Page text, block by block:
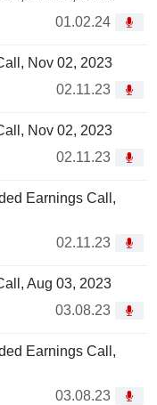
01.02.24
Nov 02, 2023
02.11.23
Nov 02, 2023
02.11.23
Earnings Call,
02.11.23
Aug 03, 2023
03.08.23
Earnings Call,
03.08.23